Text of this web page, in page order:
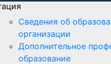
Сведения об
организации
Дополнительное
образование